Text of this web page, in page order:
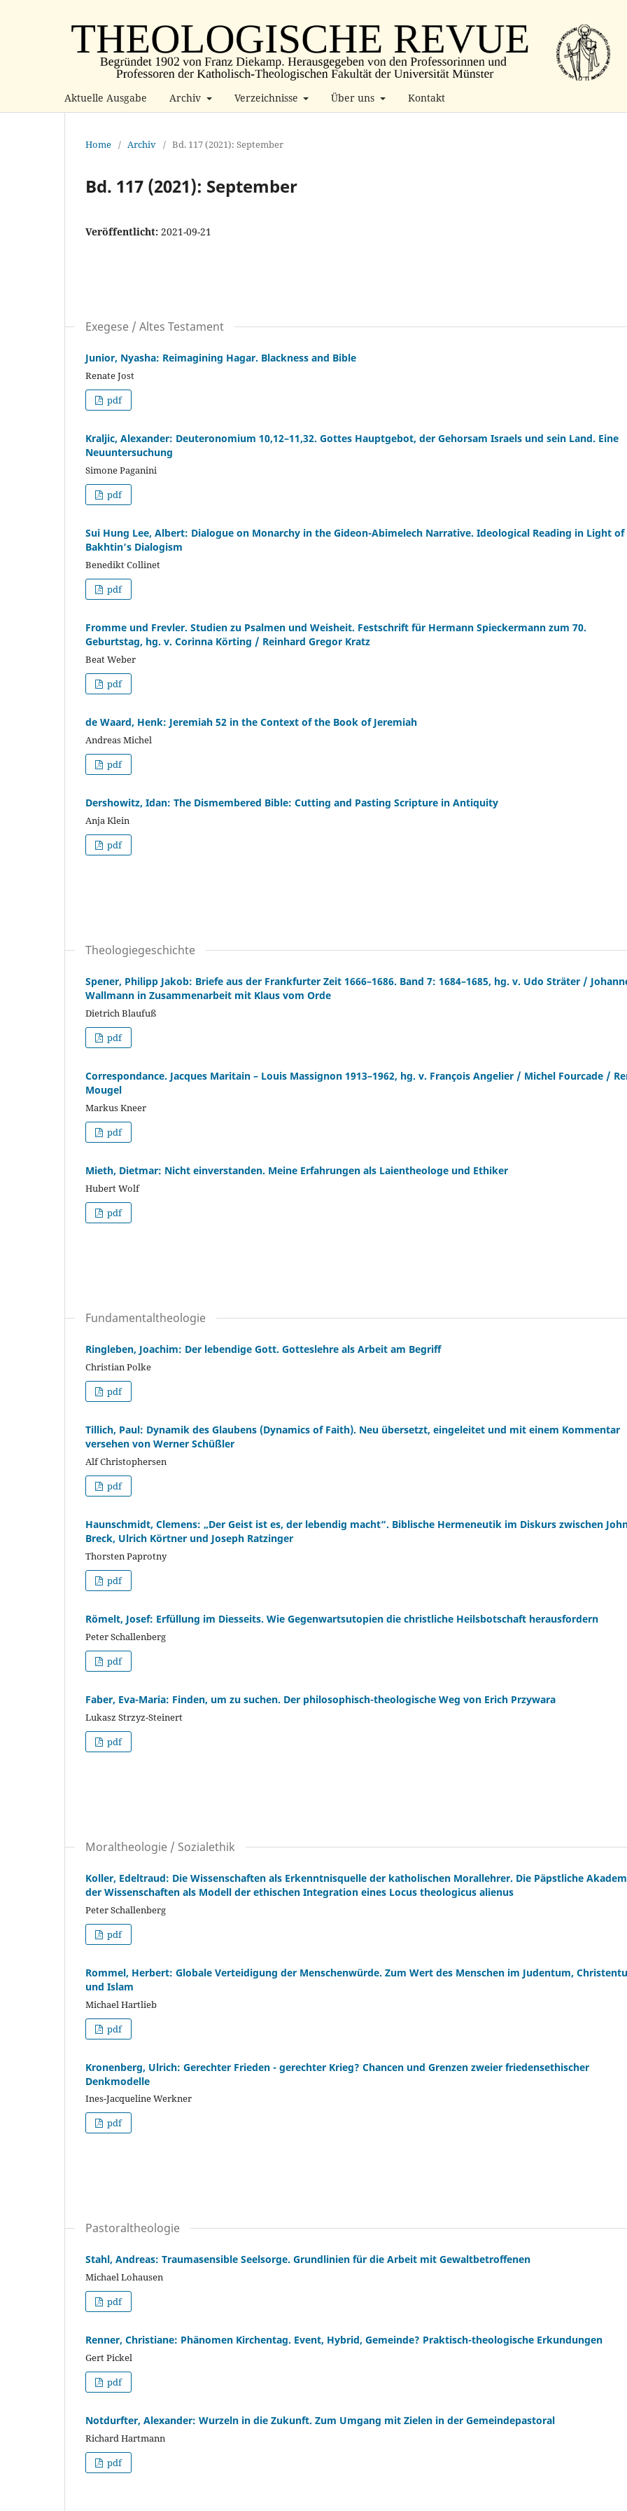
Aktuelle Ausgabe Archiv Verzeichnisse Über uns Kontakt
Home / Archiv / Bd. 117 (2021): September
Bd. 117 (2021): September
Veröffentlicht: 2021-09-21
Exegese / Altes Testament
Junior, Nyasha: Reimagining Hagar. Blackness and Bible
Renate Jost
pdf
Kraljic, Alexander: Deuteronomium 10,12–11,32. Gottes Hauptgebot, der Gehorsam Israels und sein Land. Eine
Neuuntersuchung
Simone Paganini
pdf
Sui Hung Lee, Albert: Dialogue on Monarchy in the Gideon-Abimelech Narrative. Ideological Reading in Light of
Bakhtin’s Dialogism
Benedikt Collinet
pdf
Fromme und Frevler. Studien zu Psalmen und Weisheit. Festschrift für Hermann Spieckermann zum 70.
Geburtstag, hg. v. Corinna Körting / Reinhard Gregor Kratz
Beat Weber
pdf
de Waard, Henk: Jeremiah 52 in the Context of the Book of Jeremiah
Andreas Michel
pdf
Dershowitz, Idan: The Dismembered Bible: Cutting and Pasting Scripture in Antiquity
Anja Klein
pdf
Theologiegeschichte
Spener, Philipp Jakob: Briefe aus der Frankfurter Zeit 1666–1686. Band 7: 1684–1685, hg. v. Udo Sträter /
Wallmann in Zusammenarbeit mit Klaus vom Orde
Dietrich Blaufuß
pdf
Correspondance. Jacques Maritain – Louis Massignon 1913–1962, hg. v. François Angelier / Michel Fourcade /
Mougel
Markus Kneer
pdf
Mieth, Dietmar: Nicht einverstanden. Meine Erfahrungen als Laientheologe und Ethiker
Hubert Wolf
pdf
Fundamentaltheologie
Ringleben, Joachim: Der lebendige Gott. Gotteslehre als Arbeit am Begriff
Christian Polke
pdf
Tillich, Paul: Dynamik des Glaubens (Dynamics of Faith). Neu übersetzt, eingeleitet und mit einem Kommentar
versehen von Werner Schüßler
Alf Christophersen
pdf
Haunschmidt, Clemens: „Der Geist ist es, der lebendig macht“. Biblische Hermeneutik im Diskurs zwischen
Breck, Ulrich Körtner und Joseph Ratzinger
Thorsten Paprotny
pdf
Römelt, Josef: Erfüllung im Diesseits. Wie Gegenwartsutopien die christliche Heilsbotschaft herausfordern
Peter Schallenberg
pdf
Faber, Eva-Maria: Finden, um zu suchen. Der philosophisch-theologische Weg von Erich Przywara
Lukasz Strzyz-Steinert
pdf
Moraltheologie / Sozialethik
Koller, Edeltraud: Die Wissenschaften als Erkenntnisquelle der katholischen Morallehrer. Die Päpstliche
der Wissenschaften als Modell der ethischen Integration eines Locus theologicus alienus
Peter Schallenberg
pdf
Rommel, Herbert: Globale Verteidigung der Menschenwürde. Zum Wert des Menschen im Judentum,
und Islam
Michael Hartlieb
pdf
Kronenberg, Ulrich: Gerechter Frieden - gerechter Krieg? Chancen und Grenzen zweier friedensethischer
Denkmodelle
Ines-Jacqueline Werkner
pdf
Pastoraltheologie
Stahl, Andreas: Traumasensible Seelsorge. Grundlinien für die Arbeit mit Gewaltbetroffenen
Michael Lohausen
pdf
Renner, Christiane: Phänomen Kirchentag. Event, Hybrid, Gemeinde? Praktisch-theologische Erkundungen
Gert Pickel
pdf
Notdurfter, Alexander: Wurzeln in die Zukunft. Zum Umgang mit Zielen in der Gemeindepastoral
Richard Hartmann
pdf